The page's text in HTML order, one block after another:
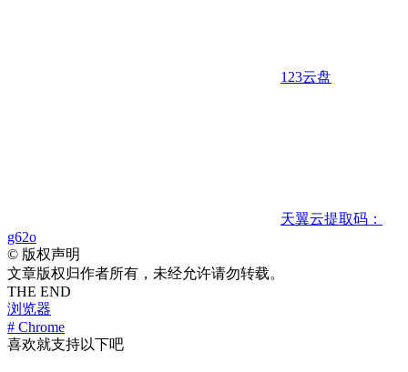
123云盘
天翼云提取码：
g62o
© 版权声明
文章版权归作者所有，未经允许请勿转载。
THE END
浏览器
# Chrome
喜欢就支持以下吧